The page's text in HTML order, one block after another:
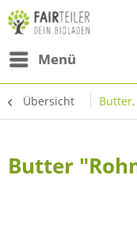
Menü
Übersicht Butter,
Butter